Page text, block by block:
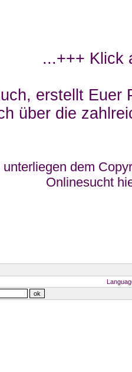
...+++ Klick
erstellt Euer
über die
dem
Onlinesucht